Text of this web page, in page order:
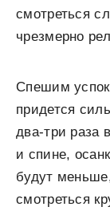
смотреться
чрезмерно
Спешим
придется
два-три раза
и спине,
будут
смотреться